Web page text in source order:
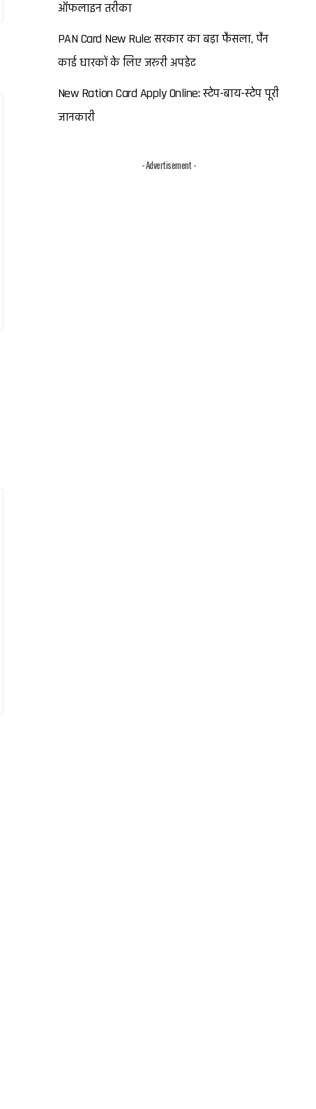
ऑफलाइन तरीका
PAN Card New Rule: सरकार का बड़ा फैसला, पैन
कार्ड धारकों के लिए जरूरी अपडेट
New Ration Card Apply Online: स्टेप-बाय-स्टेप पूरी
जानकारी
- Advertisement -